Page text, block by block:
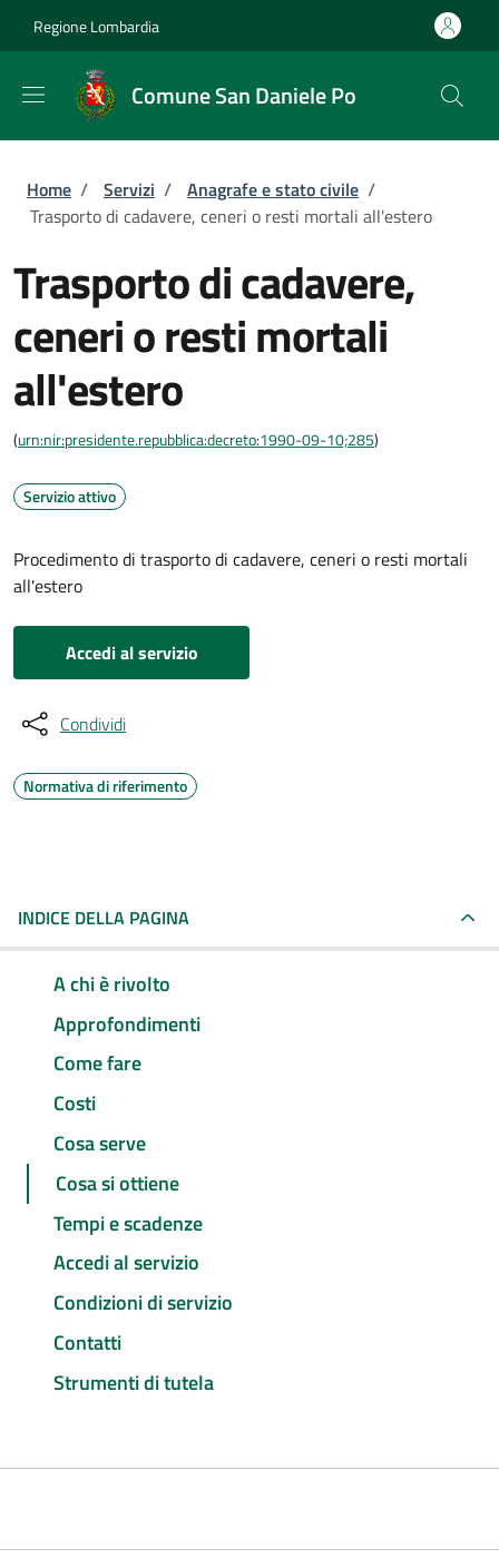
Regione Lombardia
Comune San Daniele Po
Briciole di pane
Home / Servizi / Anagrafe e stato civile /
Trasporto di cadavere, ceneri o resti mortali all'estero
Trasporto di cadavere,
ceneri o resti mortali
all'estero
(urn:nir:presidente.repubblica:decreto:1990-09-10;285)
Servizio attivo
Procedimento di trasporto di cadavere, ceneri o resti mortali
all'estero
Accedi al servizio
Condividi
Normativa di riferimento
INDICE DELLA PAGINA
A chi è rivolto
Approfondimenti
Come fare
Costi
Cosa serve
Cosa si ottiene
Tempi e scadenze
Accedi al servizio
Condizioni di servizio
Contatti
Strumenti di tutela